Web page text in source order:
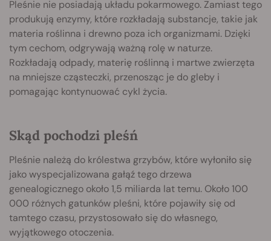
Pleśnie nie posiadają układu pokarmowego. Zamiast tego
produkują enzymy, które rozkładają substancje, takie jak
materia roślinna i drewno poza ich organizmami. Dzięki
tym cechom, odgrywają ważną rolę w naturze.
Rozkładają odpady, materię roślinną i martwe zwierzęta
na mniejsze cząsteczki, przenosząc je do gleby i
pomagając kontynuować cykl życia.
Skąd pochodzi pleśń
Pleśnie należą do królestwa grzybów, które wyłoniło się
jako wyspecjalizowana gałąź tego drzewa
genealogicznego około 1,5 miliarda lat temu. Około 100
000 różnych gatunków pleśni, które pojawiły się od
tamtego czasu, przystosowało się do własnego,
wyjątkowego otoczenia.